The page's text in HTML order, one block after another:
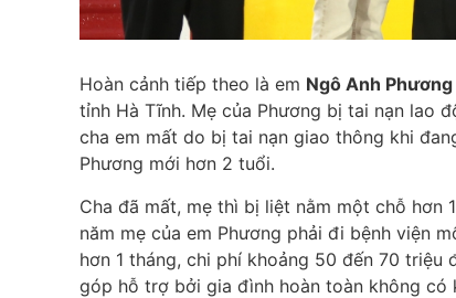
Hoàn cảnh tiếp theo là em Ngô Anh Phương
tỉnh Hà Tĩnh. Mẹ của Phương bị tai nạn lao
cha em mất do bị tai nạn giao thông khi
Phương mới hơn 2 tuổi.
Cha đã mất, mẹ thì bị liệt nằm một chỗ hơn
năm mẹ của em Phương phải đi bệnh viện
hơn 1 tháng, chi phí khoảng 50 đến 70
góp hỗ trợ bởi gia đình hoàn toàn không